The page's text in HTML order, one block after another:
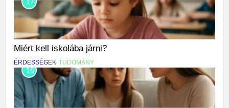
Miért kell iskolába járni?
ÉRDESSÉGEK TUDOMÁNY
18